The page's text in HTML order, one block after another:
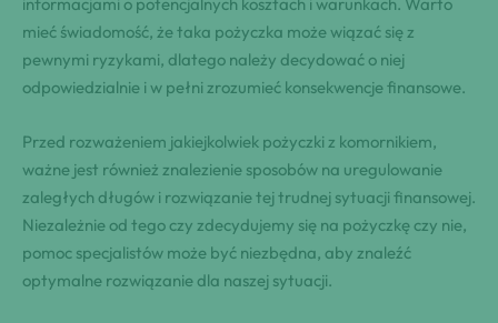
mieć świadomość, że taka pożyczka może ‍wiązać się z
pewnymi ​ryzykami, ‌dlatego należy decydować ‌o niej
odpowiedzialnie i w pełni zrozumieć konsekwencje finansowe.
Przed rozważeniem jakiejkolwiek pożyczki ⁢z​ komornikiem,
ważne jest również‍ znalezienie sposobów na uregulowanie
zaległych długów i rozwiązanie tej trudnej sytuacji finansowej.
Niezależnie od tego ‍czy zdecydujemy się na pożyczkę czy ⁣nie,
pomoc ‌specjalistów może być niezbędna, aby znaleźć⁤
optymalne rozwiązanie dla ⁤naszej ⁢sytuacji.